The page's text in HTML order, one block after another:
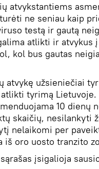
atvykstantiems
ne seniau kaip
testą ir gautą
atlikti ir atvykus
kol bus gautas
atvykę užsieniečiai
tyrimą
10 dienų
skaičių, nesilankyti
nelaikomi per
iš oro uosto tranzito
įsigalioja